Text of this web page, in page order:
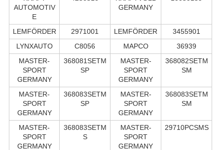
AUTOMOTIV
E
GERMANY
LEMFÖRDER 2971001 LEMFÖRDER
3455901
LYNXAUTO
C8056 MAPCO
36939
MASTER-
SPORT
GERMANY
368081SETM
SP
MASTER-
SPORT
GERMANY
368082SETM
SM
MASTER-
SPORT
GERMANY
368083SETM
SP
MASTER-
SPORT
GERMANY
368083SETM
SM
MASTER-
SPORT
GERMANY
368083SETM
S
MASTER-
SPORT
GERMANY
29710PCSMS